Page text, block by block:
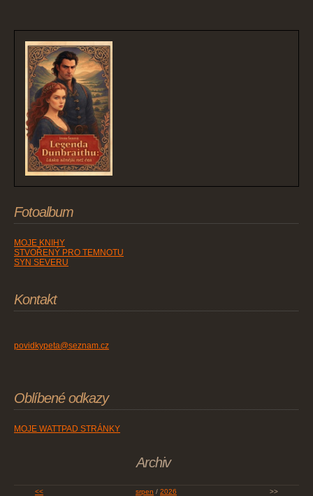
Fotoalbum
MOJE KNIHY
STVOŘENÝ PRO TEMNOTU
SYN SEVERU
Kontakt
povidkypeta@seznam.cz
Oblíbené odkazy
MOJE WATTPAD STRÁNKY
Archiv
<< srpen / 2026 >>